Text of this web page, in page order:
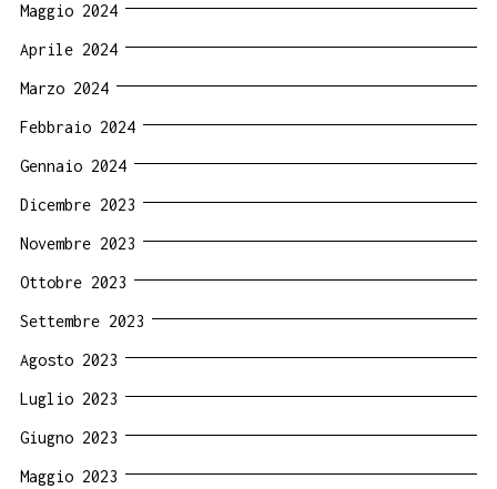
Maggio 2024
Aprile 2024
Marzo 2024
Febbraio 2024
Gennaio 2024
Dicembre 2023
Novembre 2023
Ottobre 2023
Settembre 2023
Agosto 2023
Luglio 2023
Giugno 2023
Maggio 2023